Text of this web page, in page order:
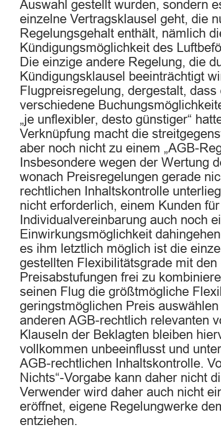
Auswahl gestellt wurden, sondern
einzelne Vertragsklausel geht, die
Regelungsgehalt enthält, nämlich
Kündigungsmöglichkeit des
Die einzige andere Regelung, die
Kündigungsklausel beeinträchtigt
Flugpreisregelung, dergestalt, dass
verschiedene
„je unflexibler, desto günstiger“
Verknüpfung macht die
aber noch nicht zu einem „AGB-
Insbesondere wegen der Wertung
wonach Preisregelungen gerade
rechtlichen Inhaltskontrolle
nicht erforderlich, einem Kunden
Individualvereinbarung auch noch
Einwirkungsmöglichkeit
es ihm letztlich möglich ist die
gestellten Flexibilitätsgrade mit den
Preisabstufungen frei zu
seinen Flug die größtmögliche
geringstmöglichen Preis
anderen AGB-rechtlich relevanten
Klauseln der Beklagten bleiben
vollkommen unbeeinflusst und
AGB-rechtlichen Inhaltskontrolle.
Nichts“-Vorgabe kann daher nicht
Verwender wird daher auch nicht
eröffnet, eigene Regelungwerke
entziehen.